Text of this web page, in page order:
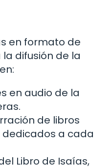
en formato de
difusión de la
en audio de la
de libros
dedicados a cada
Libro de Isaías,